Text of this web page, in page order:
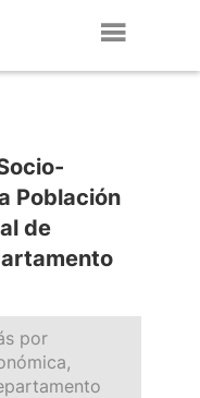
Población
de
por